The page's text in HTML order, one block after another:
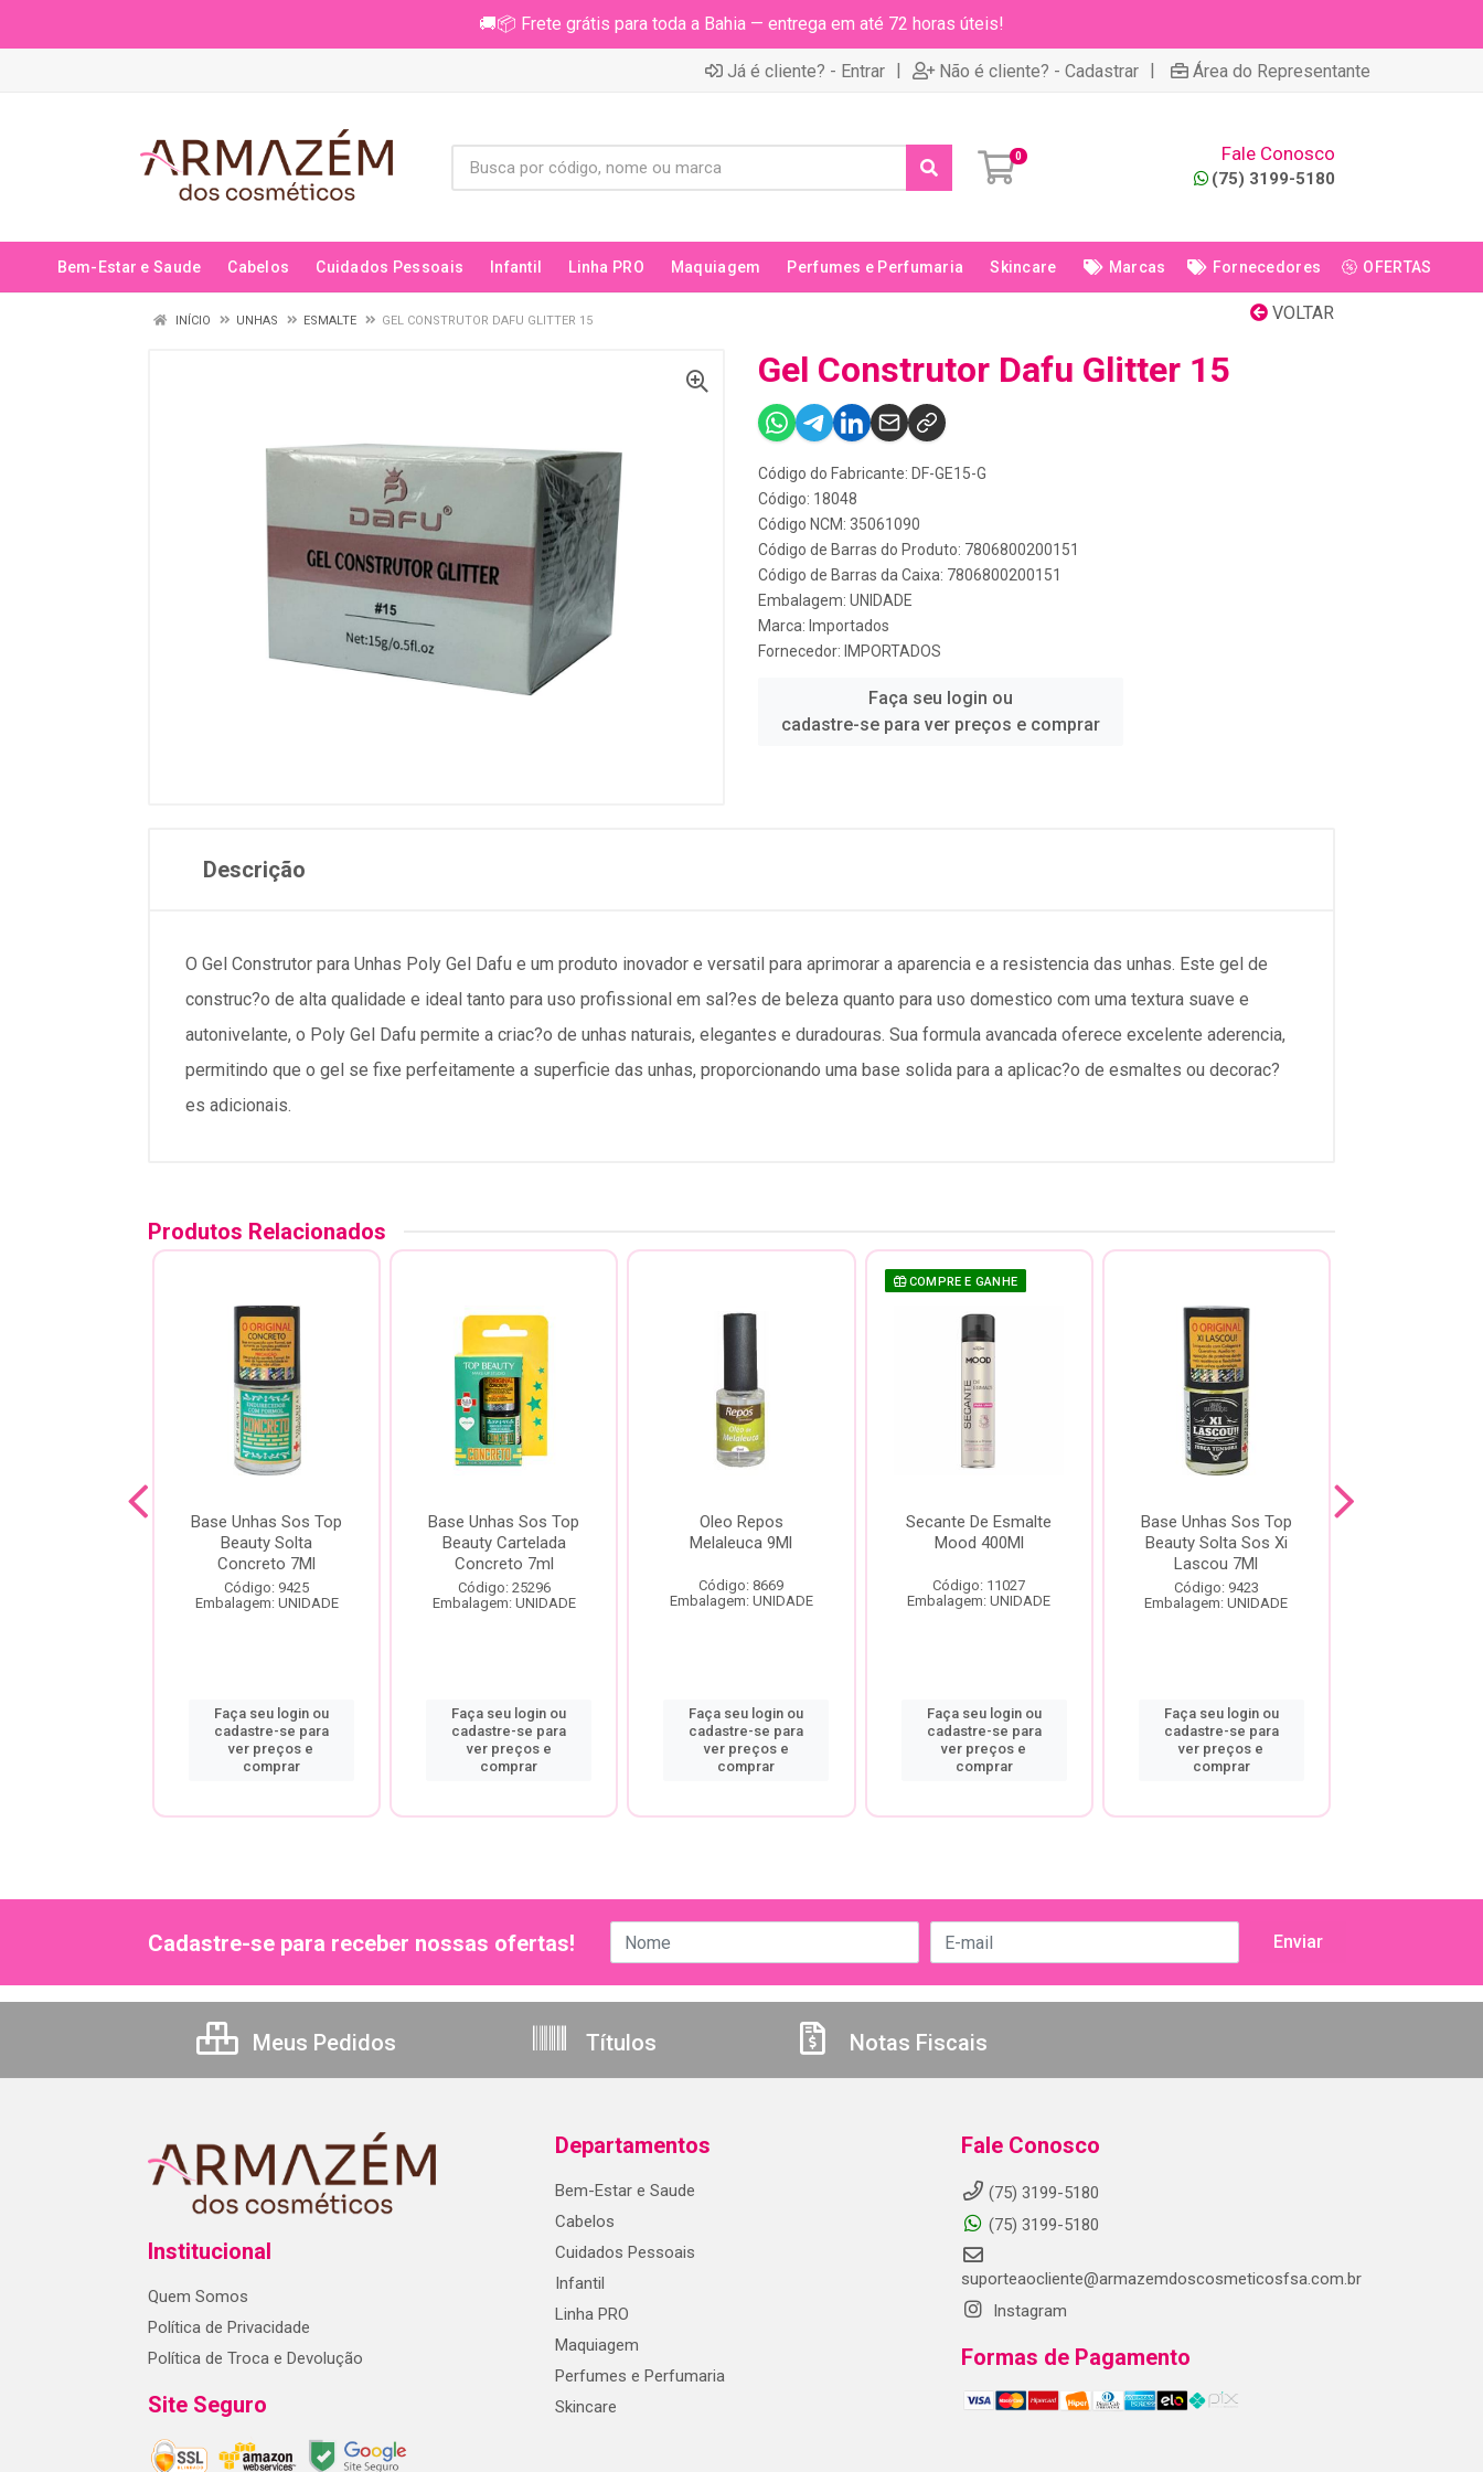
🚚📦 Frete grátis para toda a Bahia — entrega em até 72 horas úteis!
Já é cliente? - Entrar | Não é cliente? - Cadastrar | Área do Representante
0 Fale Conosco
(75) 3199-5180
Bem-Estar e Saude Cabelos Cuidados Pessoais Infantil Linha PRO Maquiagem Perfumes e Perfumaria Skincare Marcas Fornecedores OFERTAS
VOLTAR
INÍCIO UNHAS ESMALTE GEL CONSTRUTOR DAFU GLITTER 15
Gel Construtor Dafu Glitter 15
Código do Fabricante: DF-GE15-G
Código: 18048
Código NCM: 35061090
Código de Barras do Produto: 7806800200151
Código de Barras da Caixa: 7806800200151
Embalagem: UNIDADE
Marca: Importados
Fornecedor: IMPORTADOS
Faça seu login ou
cadastre-se para ver preços e comprar
Descrição
O Gel Construtor para Unhas Poly Gel Dafu e um produto inovador e versatil para aprimorar a aparencia e a resistencia das unhas. Este gel de
construc?o de alta qualidade e ideal tanto para uso profissional em sal?es de beleza quanto para uso domestico com uma textura suave e
autonivelante, o Poly Gel Dafu permite a criac?o de unhas naturais, elegantes e duradouras. Sua formula avancada oferece excelente aderencia,
permitindo que o gel se fixe perfeitamente a superficie das unhas, proporcionando uma base solida para a aplicac?o de esmaltes ou decorac?
es adicionais.
Produtos Relacionados
Base Unhas Sos Top
Beauty Solta
Concreto 7Ml
Código: 9425
Embalagem: UNIDADE
Faça seu login ou
cadastre-se para
ver preços e
comprar
Base Unhas Sos Top
Beauty Cartelada
Concreto 7ml
Código: 25296
Embalagem: UNIDADE
Faça seu login ou
cadastre-se para
ver preços e
comprar
Oleo Repos
Melaleuca 9Ml
Código: 8669
Embalagem: UNIDADE
Faça seu login ou
cadastre-se para
ver preços e
comprar
COMPRE E GANHE
Secante De Esmalte
Mood 400Ml
Código: 11027
Embalagem: UNIDADE
Faça seu login ou
cadastre-se para
ver preços e
comprar
Base Unhas Sos Top
Beauty Solta Sos Xi
Lascou 7Ml
Código: 9423
Embalagem: UNIDADE
Faça seu login ou
cadastre-se para
ver preços e
comprar
Cadastre-se para receber nossas ofertas!
Meus Pedidos Títulos Notas Fiscais
Institucional
Quem Somos
Política de Privacidade
Política de Troca e Devolução
Site Seguro
Departamentos
Bem-Estar e Saude
Cabelos
Cuidados Pessoais
Infantil
Linha PRO
Maquiagem
Perfumes e Perfumaria
Skincare
Fale Conosco
(75) 3199-5180
(75) 3199-5180
suporteaocliente@armazemdoscosmeticosfsa.com.br
Instagram
Formas de Pagamento